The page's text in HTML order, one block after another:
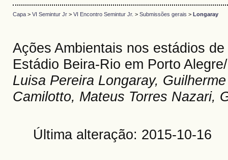
Capa> VI Semintur Jr> VI Encontro Semintur Jr. > Submissões gerais > Longaray
Ações Ambientais nos estádios
Estádio Beira-Rio em Porto
Luisa Pereira Longaray,
Camilotto, Mateus Torres Nazari,
Última alteração: 2015-10-16